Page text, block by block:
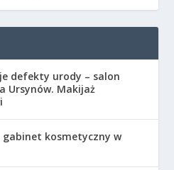
defekty urody – salon
Ursynów. Makijaż
kosmetyczny w